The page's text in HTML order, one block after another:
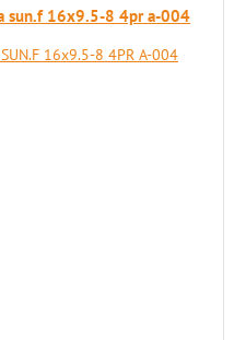
sun.f 16х9.5-8 4pr а-004
16х9.5-8 4PR А-004